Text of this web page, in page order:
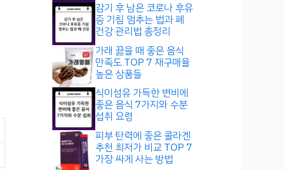
감기 후 남은 코로나 후유
증 기침 멈추는 법과 폐
건강 관리법 총정리
가래 끓을 때 좋은 음식
만족도 TOP 7 재구매율
높은 상품들
식이섬유 가득한 변비에
좋은 음식 7가지와 수분
섭취 요령
피부 탄력에 좋은 콜라겐
추천 최저가 비교 TOP 7
가장 싸게 사는 방법